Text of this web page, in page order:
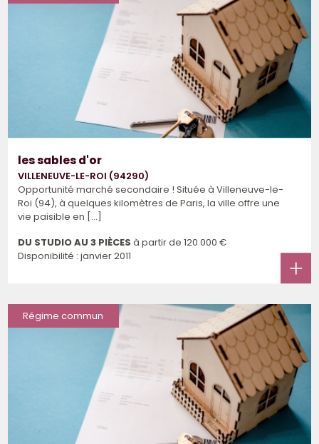
les sables d'or
VILLENEUVE-LE-ROI (94290)
Opportunité marché secondaire ! Située à Villeneuve-le-
Roi (94), à quelques kilomètres de Paris, la ville offre une
vie paisible en [...]
DU STUDIO AU 3 PIÈCES à partir de 120 000 €
Disponibilité : janvier 2011
Régime commun